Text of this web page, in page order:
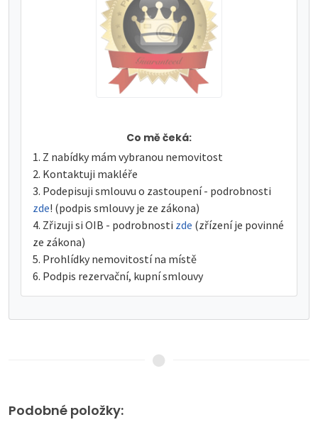
Co mě čeká:
Z nabídky mám vybranou nemovitost
Kontaktuji makléře
Podepisuji smlouvu o zastoupení - podrobnosti
zde! (podpis smlouvy je ze zákona)
Zřizuji si OIB - podrobnosti zde (zřízení je povinné
ze zákona)
Prohlídky nemovitostí na místě
Podpis rezervační, kupní smlouvy
Podobné položky: